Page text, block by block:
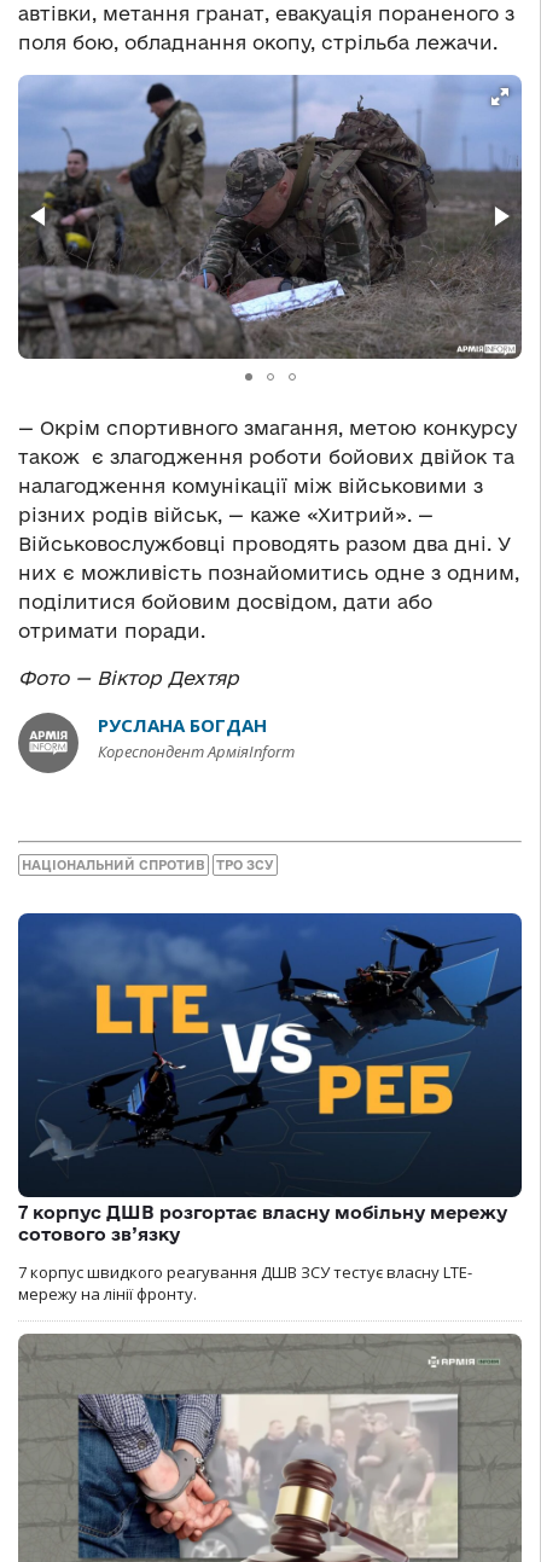
автівки, метання гранат, евакуація пораненого з
поля бою, обладнання окопу, стрільба лежачи.
— Окрім спортивного змагання, метою конкурсу
також є злагодження роботи бойових двійок та
налагодження комунікації між військовими з
різних родів військ, — каже «Хитрий». —
Військовослужбовці проводять разом два дні. У
них є можливість познайомитись одне з одним,
поділитися бойовим досвідом, дати або
отримати поради.
Фото — Віктор Дехтяр
РУСЛАНА БОГДАН
Кореспондент АрміяInform
НАЦІОНАЛЬНИЙ СПРОТИВ ТРО ЗСУ
7 корпус ДШВ розгортає власну мобільну мережу
сотового зв’язку
7 корпус швидкого реагування ДШВ ЗСУ тестує власну LTE-
мережу на лінії фронту.